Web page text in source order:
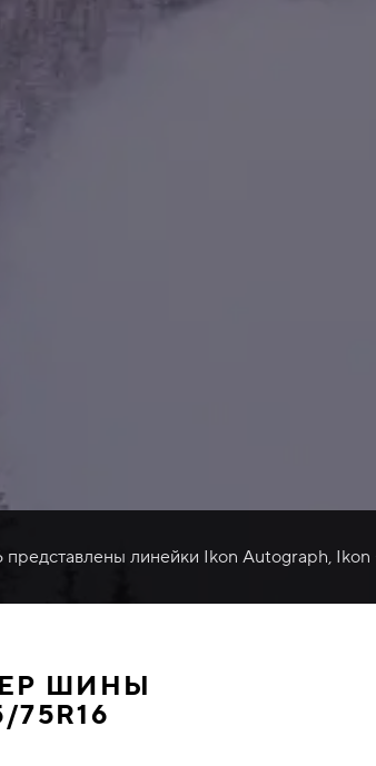
линейки Ikon Autograph,
ШИНЫ
75R16